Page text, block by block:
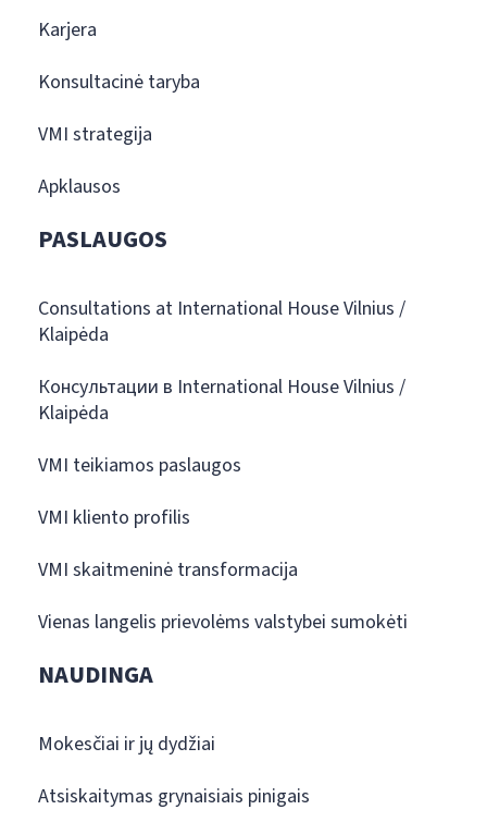
Karjera
Konsultacinė taryba
VMI strategija
Apklausos
PASLAUGOS
Consultations at International House Vilnius /
Klaipėda
Консультации в International House Vilnius /
Klaipėda
VMI teikiamos paslaugos
VMI kliento profilis
VMI skaitmeninė transformacija
Vienas langelis prievolėms valstybei sumokėti
NAUDINGA
Mokesčiai ir jų dydžiai
Atsiskaitymas grynaisiais pinigais